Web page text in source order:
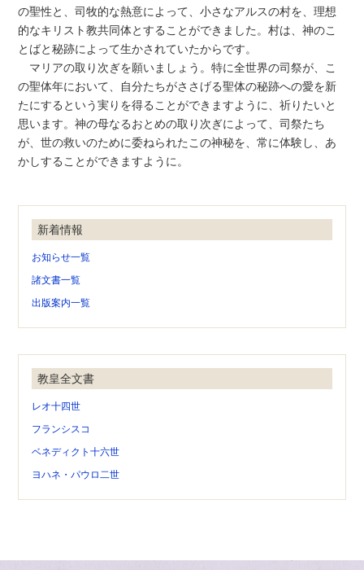
の聖性と、司牧的な熱意によって、小さなアルスの村を、理想
的なキリスト教共同体とすることができました。村は、神のこ
とばと秘跡によって生かされていたからです。
マリアの取り次ぎを願いましょう。特に全世界の司祭が、こ
の聖体年において、自分たちがささげる聖体の秘跡への愛を新
たにするという実りを得ることができますように、祈りたいと
思います。神の母なるおとめの取り次ぎによって、司祭たち
が、世の救いのために委ねられたこの神秘を、常に体験し、あ
かしすることができますように。
新着情報
お知らせ一覧
諸文書一覧
出版案内一覧
教皇全文書
レオ十四世
フランシスコ
ベネディクト十六世
ヨハネ・パウロ二世